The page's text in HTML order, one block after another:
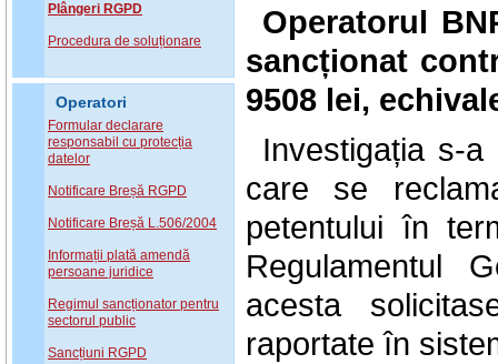
Plângeri RGPD
Procedura de soluționare
Operatori
Formular declarare
responsabil cu protecția
datelor
Notificare Breșă RGPD
Notificare Breșă L.506/2004
Informații plată amendă
persoane juridice
Regimul sancționator pentru
sectorul public
Sancțiuni RGPD
Operatorul
sancționat
9508 lei,
Investigația s-
care se
petentului în
Regulamentul
acesta
raportate în